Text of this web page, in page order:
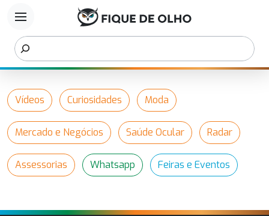
menu
Vídeos Curiosidades Moda
Mercado e Negócios Saúde Ocular Radar
Assessorias Whatsapp Feiras e Eventos